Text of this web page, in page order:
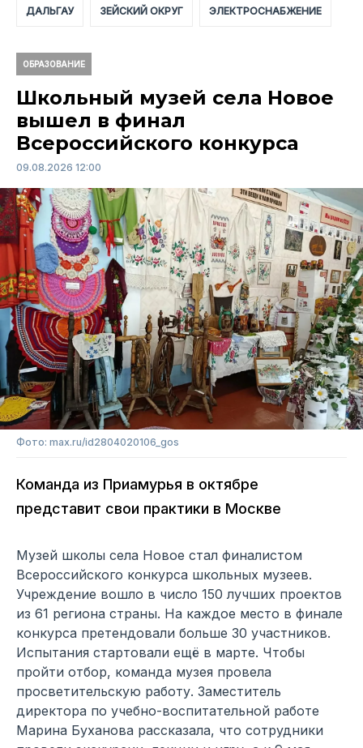
ДАЛЬГАУ ЗЕЙСКИЙ ОКРУГ ЭЛЕКТРОСНАБЖЕНИЕ
ОБРАЗОВАНИЕ
Школьный музей села Новое
вышел в финал
Всероссийского конкурса
09.08.2026 12:00
Фото: max.ru/id2804020106_gos
Команда из Приамурья в октябре
представит свои практики в Москве
Музей школы села Новое стал финалистом
Всероссийского конкурса школьных музеев.
Учреждение вошло в число 150 лучших проектов
из 61 региона страны. На каждое место в финале
конкурса претендовали больше 30 участников.
Испытания стартовали ещё в марте. Чтобы
пройти отбор, команда музея провела
просветительскую работу. Заместитель
директора по учебно-воспитательной работе
Марина Буханова рассказала, что сотрудники